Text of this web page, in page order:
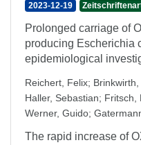
2023-12-19
Prolonged carriage of
producing Escherichia
epidemiological
Reichert, Felix;
Haller, Sebastian; Fritsch,
Werner, Guido;
The rapid increase of